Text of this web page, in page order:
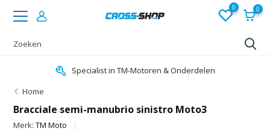
0 0
Specialist in TM-Motoren & Onderdelen
Home
Bracciale semi-manubrio sinistro Moto3
Merk:TM Moto